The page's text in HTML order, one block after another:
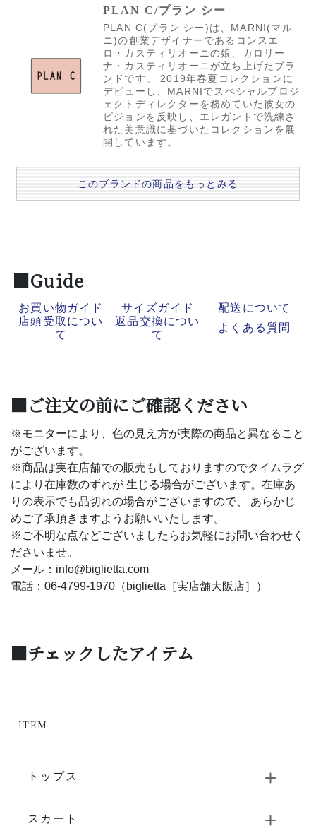
PLAN C/プラン シー
PLAN C(プラン シー)は、MARNI(マル
ニ)の創業デザイナーであるコンスエ
ロ・カスティリオーニの娘、カロリー
ナ・カスティリオーニが立ち上げたブラ
ンドです。 2019年春夏コレクションに
デビューし、MARNIでスペシャルプロジ
ェクトディレクターを務めていた彼女の
ビジョンを反映し、エレガントで洗練さ
れた美意識に基づいたコレクションを展
開しています。
このブランドの商品をもっとみる
■Guide
お買い物ガイド サイズガイド
配送について
店頭受取につい
て
返品交換につい
て
よくある質問
■ご注文の前にご確認ください
※モニターにより、色の見え方が実際の商品と異なること
がございます。
※商品は実在店舗での販売もしておりますのでタイムラグ
により在庫数のずれが 生じる場合がございます。在庫あ
りの表示でも品切れの場合がございますので、 あらかじ
めご了承頂きますようお願いいたします。
※ご不明な点などございましたらお気軽にお問い合わせく
ださいませ。
メール：info@biglietta.com
電話：06-4799-1970（biglietta［実店舗大阪店］）
■チェックしたアイテム
-ITEM
トップス
スカート